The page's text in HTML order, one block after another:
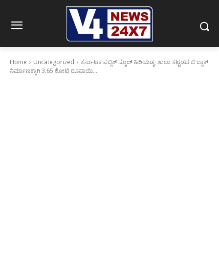
Home Uncategorized
ಕರ್ನಾಟಕ ಪಬ್ಲಿಕ್ ಸ್ಕೂಲ್ ಹಿರಿಯಡ್ಕ; ಶಾಲಾ ಕಟ್ಟಡದ ಬಿ ಬ್ಲಾಕ್
ನಿರ್ಮಾಣಕ್ಕಾಗಿ 3.65 ಕೋಟಿ ರೂಪಾಯಿ...